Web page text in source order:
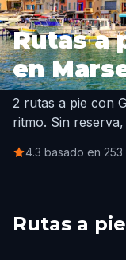
Rutas a
en
2 rutas a pie con
ritmo. Sin reserva,
4.3 basado en 253
Rutas a